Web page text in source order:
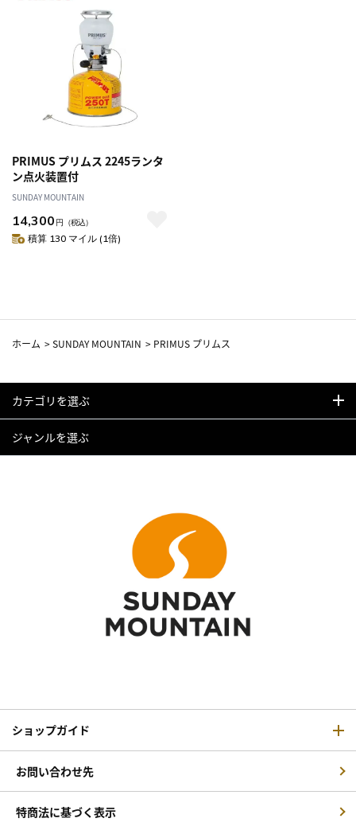
PRIMUS プリムス 2245ランタ
ン点火装置付
SUNDAY MOUNTAIN
14,300 円 （税込）
積算 130 マイル (1倍)
ホーム >SUNDAY MOUNTAIN > PRIMUS プリムス
カテゴリを選ぶ
ジャンルを選ぶ
ショップガイド
お問い合わせ先
特商法に基づく表示